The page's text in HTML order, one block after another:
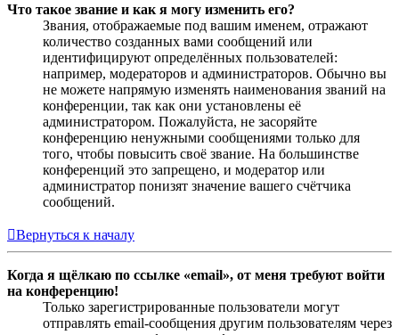
Что такое звание и как я могу изменить его?
Звания, отображаемые под вашим именем, отражают
количество созданных вами сообщений или
идентифицируют определённых пользователей:
например, модераторов и администраторов. Обычно вы
не можете напрямую изменять наименования званий на
конференции, так как они установлены её
администратором. Пожалуйста, не засоряйте
конференцию ненужными сообщениями только для
того, чтобы повысить своё звание. На большинстве
конференций это запрещено, и модератор или
администратор понизят значение вашего счётчика
сообщений.
Вернуться к началу
Когда я щёлкаю по ссылке «email», от меня требуют войти
на конференцию!
Только зарегистрированные пользователи могут
отправлять email-сообщения другим пользователям через